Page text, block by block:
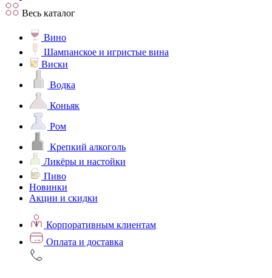
Весь каталог
Вино
Шампанское и игристые вина
Виски
Водка
Коньяк
Ром
Крепкий алкоголь
Ликёры и настойки
Пиво
Новинки
Акции и скидки
Корпоративным клиентам
Оплата и доставка